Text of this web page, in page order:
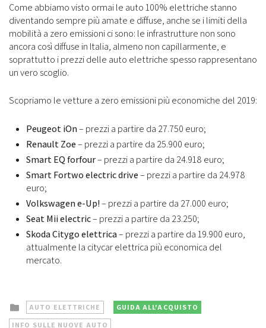
Come abbiamo visto ormai le auto 100% elettriche stanno
diventando sempre più amate e diffuse, anche se i limiti della
mobilità a zero emissioni ci sono: le infrastrutture non sono
ancora così diffuse in Italia, almeno non capillarmente, e
soprattutto i prezzi delle auto elettriche spesso rappresentano
un vero scoglio.
Scopriamo le vetture a zero emissioni più economiche del 2019:
Peugeot iOn– prezzi a partire da 27.750 euro;
Renault Zoe– prezzi a partire da 25.900 euro;
Smart EQ forfour– prezzi a partire da 24.918 euro;
Smart Fortwo electric drive– prezzi a partire da 24.978
euro;
Volkswagen e-Up!– prezzi a partire da 27.000 euro;
Seat Mii electric– prezzi a partire da 23.250;
Skoda Citygo elettrica– prezzi a partire da 19.900 euro,
attualmente la citycar elettrica più economica del
mercato.
Posted
in
AUTO ELETTRICHE
GUIDA ALL'ACQUISTO
INFO SULLE NUOVE AUTO